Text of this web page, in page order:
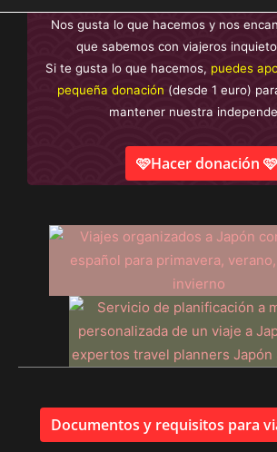
Nos gusta lo que hacemos y nos
que sabemos con viajeros
Si te gusta lo que hacemos, puedes
pequeña donación (desde 1 euro)
mantener nuestra
🩷Hacer donación 🩷
Documentos y requisitos para